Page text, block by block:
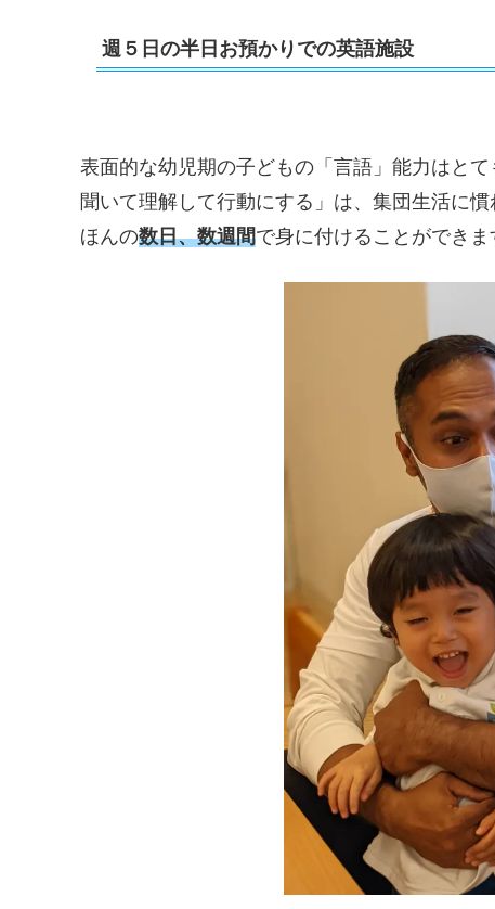
週５日の半日お預かりでの英語施設
表面的な幼児期の子どもの「言語」能力はと
聞いて理解して行動にする」は、集団生活に
ほんの数日、数週間で身に付けることができま